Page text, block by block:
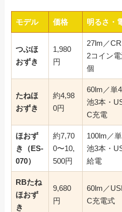
モデル 価格 明るさ・
つぶほ
おずき
1,980
円
27lm／
2コイン
個
たねほ
おずき
約4,98
0円
60lm／単
池3本・
C充電
ほおず
き（ES-
070）
約7,70
0〜10,
500円
100lm／
池3本・
給電
RBたね
ほおず
き
9,680
円
60lm／
C充電式